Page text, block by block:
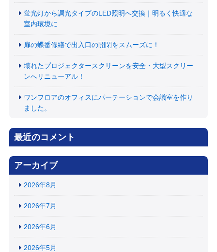
蛍光灯から調光タイプのLED照明へ交換｜明るく快適な
室内環境に
扉の蝶番修繕で出入口の開閉をスムーズに！
壊れたプロジェクタースクリーンを安全・大型スクリー
ンへリニューアル！
ワンフロアのオフィスにパーテーションで会議室を作り
ました。
最近のコメント
アーカイブ
2026年8月
2026年7月
2026年6月
2026年5月